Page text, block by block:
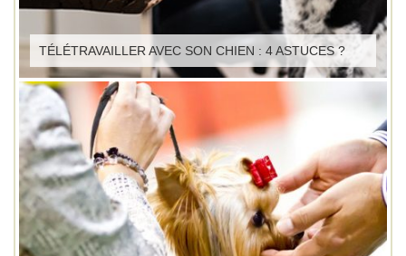
TÉLÉTRAVAILLER AVEC SON CHIEN : 4 ASTUCES ?